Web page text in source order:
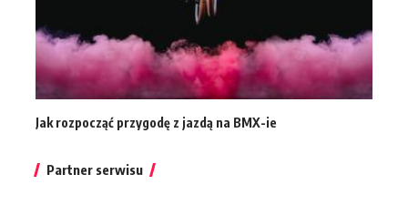
Jak rozpocząć przygodę z jazdą na BMX-ie
Partner serwisu